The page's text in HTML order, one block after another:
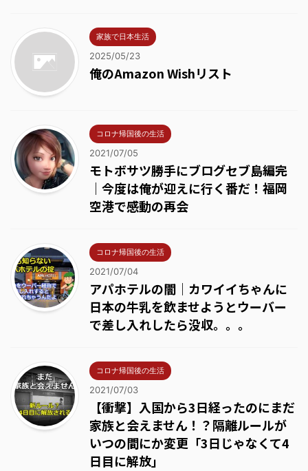
家族で日本生活
2025/05/23
俺のAmazon Wishリスト
コロナ帰国後の生活
2021/07/05
モトボサツ勝手にブログセブ島編完
｜今度は俺が迎えに行く番だ！福岡
空港で感動の再会
コロナ帰国後の生活
2021/07/04
アパホテルの闇｜カワイイちゃんに
日本の牛乳を飲ませようとウーバー
で差し入れしたら没収。。。
コロナ帰国後の生活
2021/07/03
【衝撃】入国から3日経ったのにまだ
家族と会えません！？隔離ルールが
いつの間にか変更「3日じゃなくて4
日目に解放」